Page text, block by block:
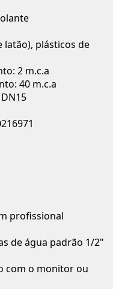
latão), plásticos de
2 m.c.a
40 m.c.a
profissional
de água padrão 1/2"
com o monitor ou